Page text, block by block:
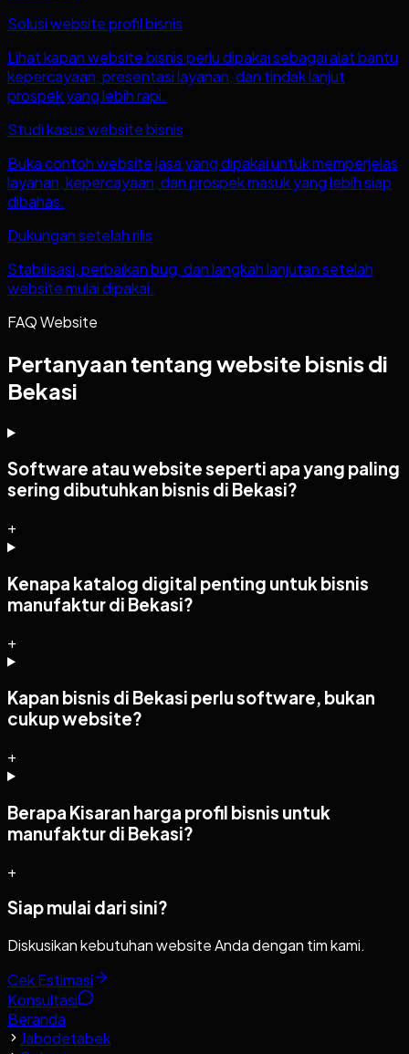
Solusi website profil bisnis
Lihat kapan website bisnis perlu dipakai sebagai alat bantu
kepercayaan, presentasi layanan, dan tindak lanjut
prospek yang lebih rapi.
Studi kasus website bisnis
Buka contoh website jasa yang dipakai untuk memperjelas
layanan, kepercayaan, dan prospek masuk yang lebih siap
dibahas.
Dukungan setelah rilis
Stabilisasi, perbaikan bug, dan langkah lanjutan setelah
website mulai dipakai.
FAQ Website
Pertanyaan tentang website bisnis di
Bekasi
Software atau website seperti apa yang paling
sering dibutuhkan bisnis di Bekasi?
+
Kenapa katalog digital penting untuk bisnis
manufaktur di Bekasi?
+
Kapan bisnis di Bekasi perlu software, bukan
cukup website?
+
Berapa Kisaran harga profil bisnis untuk
manufaktur di Bekasi?
+
Siap mulai dari sini?
Diskusikan kebutuhan website Anda dengan tim kami.
Cek Estimasi
Konsultasi
Beranda
Jabodetabek